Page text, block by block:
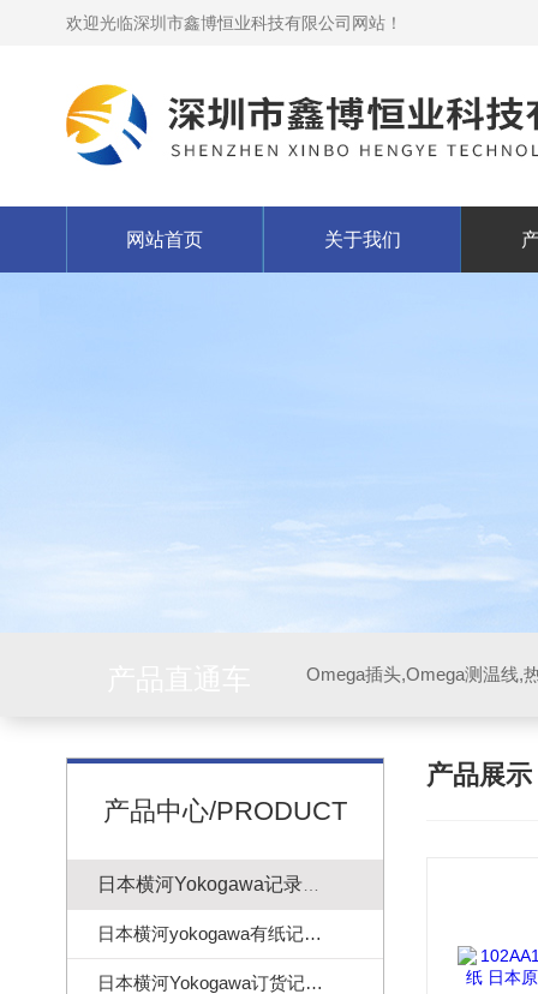
欢迎光临深圳市鑫博恒业科技有限公司网站！
网站首页 关于我们
产品中心/PRODUCT
日本横河yokogawa有纸记录仪
日本横河Yokogawa订货记录纸
产品展示